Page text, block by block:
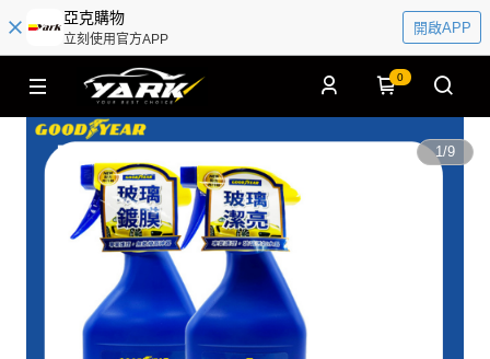
亞克購物
立刻使用官方APP
開啟APP
0
1/9